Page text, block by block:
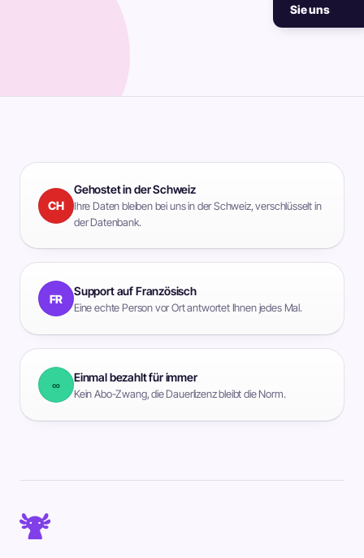
Sie uns
CH
Gehostet in der Schweiz
Ihre Daten bleiben bei uns in der Schweiz, verschlüsselt in
der Datenbank.
FR
Support auf Französisch
Eine echte Person vor Ort antwortet Ihnen jedes Mal.
∞
Einmal bezahlt für immer
Kein Abo-Zwang, die Dauerlizenz bleibt die Norm.